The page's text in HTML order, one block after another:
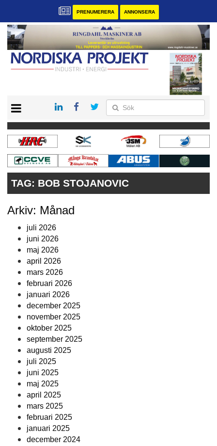
PRENUMERERA ANNONSERA
KONTAKT
VÅRA ANDRA MAGASIN
PRENUMERERA
ANNONSERA
TAG: BOB STOJANOVIC
Arkiv: Månad
juli 2026
juni 2026
maj 2026
april 2026
mars 2026
februari 2026
januari 2026
december 2025
november 2025
oktober 2025
september 2025
augusti 2025
juli 2025
juni 2025
maj 2025
april 2025
mars 2025
februari 2025
januari 2025
december 2024